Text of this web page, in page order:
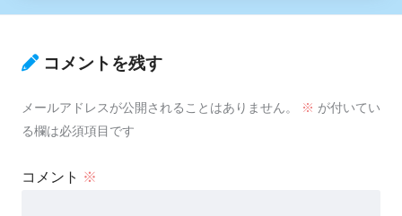
コメントを残す
メールアドレスが公開されることはありません。 ※ が付いてい
る欄は必須項目です
コメント ※